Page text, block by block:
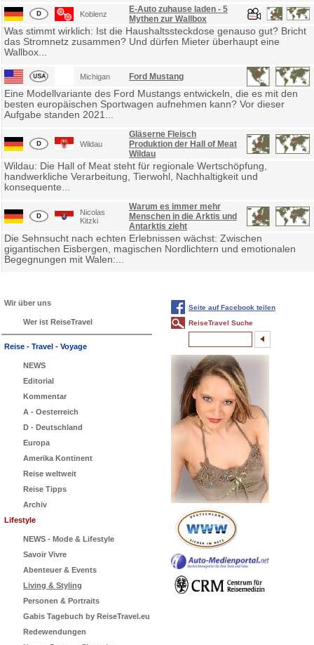
Koblenz
E-Auto zuhause laden - 5
Mythen zur Wallbox
Was stimmt wirklich: Ist die Haushaltssteckdose genauso gut? Bricht
das Stromnetz zusammen? Und dürfen Mieter überhaupt eine
Wallbox...
Michigan Ford Mustang
Eine Modellvariante des Ford Mustangs entwickeln, die es mit den
besten europäischen Sportwagen aufnehmen kann? Vor dieser
Aufgabe standen 2021...
Wildau
Gläserne Fleisch
Produktion der Hall of Meat
Wildau
Wildau: Die Hall of Meat steht für regionale Wertschöpfung,
handwerkliche Verarbeitung, Tierwohl, Nachhaltigkeit und
konsequente...
Nicolas
Kitzki
Warum es immer mehr
Menschen in die Arktis und
Antarktis zieht
Die Sehnsucht nach echten Erlebnissen wächst: Zwischen
gigantischen Eisbergen, magischen Nordlichtern und emotionalen
Begegnungen mit Walen:...
Wir über uns
Wer ist ReiseTravel
Reise - Travel - Voyage
NEWS
Editorial
Kommentar
A - Oesterreich
D - Deutschland
Europa
Amerika Kontinent
Reise weltweit
Reise Tipps
Archiv
Lifestyle
NEWS - Mode & Lifestyle
Savoir Vivre
Abenteuer & Events
Living & Styling
Personen & Portraits
Gabis Tagebuch by ReiseTravel.eu
Redewendungen
Seite auf Facebook teilen
ReiseTravel Suche